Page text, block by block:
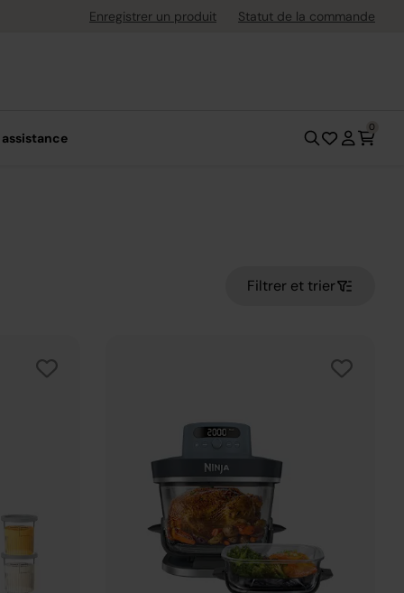
flexible avec Klarna
Enregistrer un produit Statut de la commande
0
Filtrer et trier